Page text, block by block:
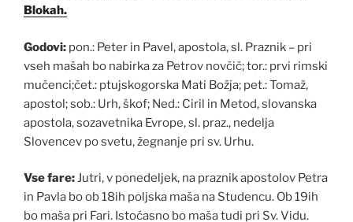
Blokah.
Godovi: pon.: Peter in Pavel, apostola, sl. Praznik – pri
vseh mašah bo nabirka za Petrov novčič; tor.: prvi rimski
mučenci;čet.: ptujskogorska Mati Božja; pet.: Tomaž,
apostol; sob.: Urh, škof; Ned.: Ciril in Metod, slovanska
apostola, sozavetnika Evrope, sl. praz., nedelja
Slovencev po svetu, žegnanje pri sv. Urhu.
Vse fare:Jutri, v ponedeljek, na praznik apostolov Petra
in Pavla bo ob 18ih poljska maša na Studencu. Ob 19ih
bo maša pri Fari. Istočasno bo maša tudi pri Sv. Vidu.